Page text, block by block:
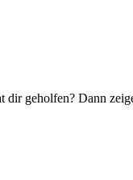
geholfen? Dann